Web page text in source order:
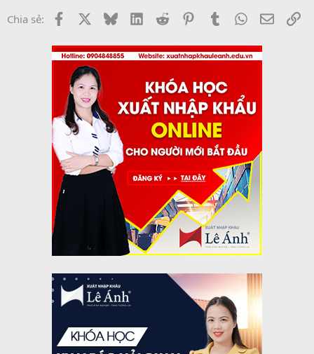
Chia sẻ: Facebook BlueskyLinkedInReddit PinterestTumblrWhatsApp
Email